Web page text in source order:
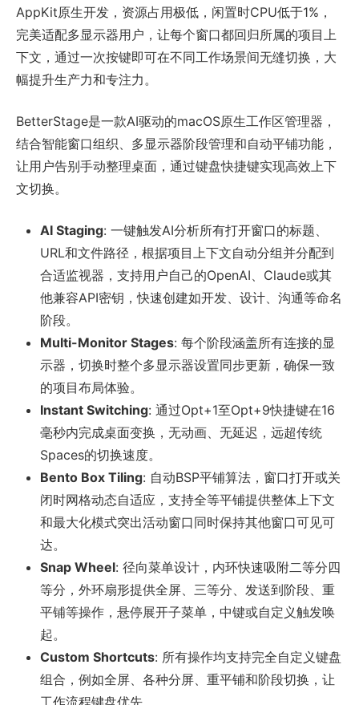
AppKit原生开发，资源占用极低，闲置时CPU低于1%，
完美适配多显示器用户，让每个窗口都回归所属的项目上
下文，通过一次按键即可在不同工作场景间无缝切换，大
幅提升生产力和专注力。
BetterStage是一款AI驱动的macOS原生工作区管理器，
结合智能窗口组织、多显示器阶段管理和自动平铺功能，
让用户告别手动整理桌面，通过键盘快捷键实现高效上下
文切换。
AI Staging: 一键触发AI分析所有打开窗口的标题、
URL和文件路径，根据项目上下文自动分组并分配到
合适监视器，支持用户自己的OpenAI、Claude或其
他兼容API密钥，快速创建如开发、设计、沟通等命名
阶段。
Multi-Monitor Stages: 每个阶段涵盖所有连接的显
示器，切换时整个多显示器设置同步更新，确保一致
的项目布局体验。
Instant Switching: 通过Opt+1至Opt+9快捷键在16
毫秒内完成桌面变换，无动画、无延迟，远超传统
Spaces的切换速度。
Bento Box Tiling: 自动BSP平铺算法，窗口打开或关
闭时网格动态自适应，支持全等平铺提供整体上下文
和最大化模式突出活动窗口同时保持其他窗口可见可
达。
Snap Wheel: 径向菜单设计，内环快速吸附二等分四
等分，外环扇形提供全屏、三等分、发送到阶段、重
平铺等操作，悬停展开子菜单，中键或自定义触发唤
起。
Custom Shortcuts: 所有操作均支持完全自定义键盘
组合，例如全屏、各种分屏、重平铺和阶段切换，让